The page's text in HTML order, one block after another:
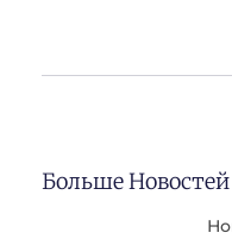
Больше Новостей